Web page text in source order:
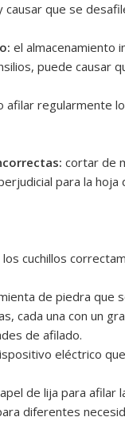
causar que se
el almacenamiento
puede causar
afilar regularmente
cortar de
para la hoja
cuchillos
de piedra que
cada una con un
de afilado.
eléctrico
de lija para afilar
diferentes